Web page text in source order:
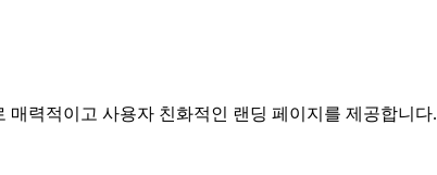
력적이고 사용자 친화적인 랜딩 페이지를 제공합니다.